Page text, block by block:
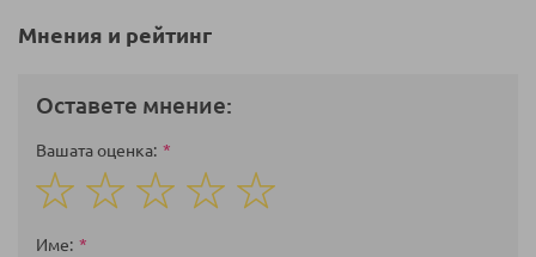
Мнения и рейтинг
Оставете мнение:
Вашата оценка
star
stars
stars
stars
stars
Име